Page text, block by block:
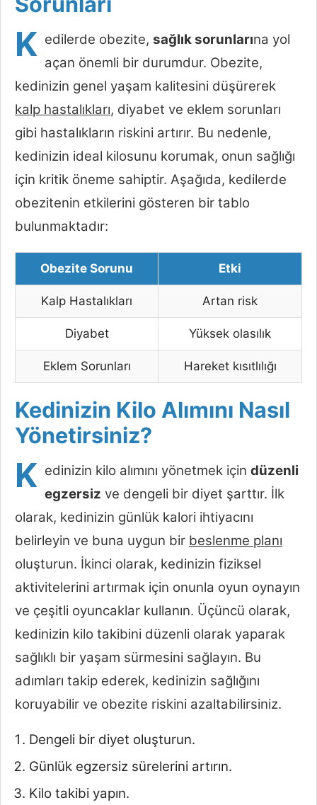
K edilerde obezite, sağlık sorunlarına yol
açan önemli bir durumdur. Obezite,
kedinizin genel yaşam kalitesini düşürerek
kalp hastalıkları, diyabet ve eklem sorunları
gibi hastalıkların riskini artırır. Bu nedenle,
kedinizin ideal kilosunu korumak, onun sağlığı
için kritik öneme sahiptir. Aşağıda, kedilerde
obezitenin etkilerini gösteren bir tablo
bulunmaktadır:
Obezite Sorunu Etki
Kalp Hastalıkları Artan risk
Diyabet Yüksek olasılık
Eklem Sorunları Hareket kısıtlılığı
Kedinizin Kilo Alımını Nasıl
Yönetirsiniz?
K edinizin kilo alımını yönetmek için düzenli
egzersiz ve dengeli bir diyet şarttır. İlk
olarak, kedinizin günlük kalori ihtiyacını
belirleyin ve buna uygun bir beslenme planı
oluşturun. İkinci olarak, kedinizin fiziksel
aktivitelerini artırmak için onunla oyun oynayın
ve çeşitli oyuncaklar kullanın. Üçüncü olarak,
kedinizin kilo takibini düzenli olarak yaparak
sağlıklı bir yaşam sürmesini sağlayın. Bu
adımları takip ederek, kedinizin sağlığını
koruyabilir ve obezite riskini azaltabilirsiniz.
Dengeli bir diyet oluşturun.
Günlük egzersiz sürelerini artırın.
Kilo takibi yapın.